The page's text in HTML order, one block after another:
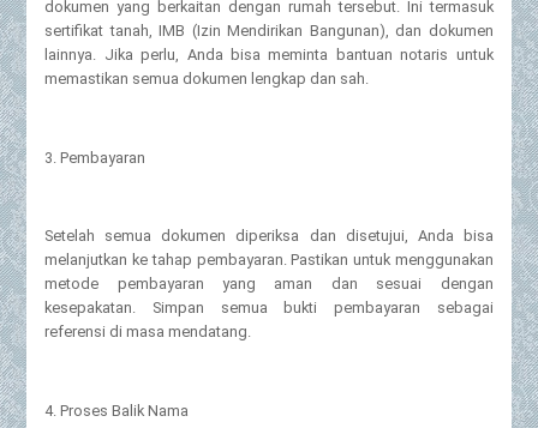
dokumen yang berkaitan dengan rumah tersebut. Ini termasuk
sertifikat tanah, IMB (Izin Mendirikan Bangunan), dan dokumen
lainnya. Jika perlu, Anda bisa meminta bantuan notaris untuk
memastikan semua dokumen lengkap dan sah.
3. Pembayaran
Setelah semua dokumen diperiksa dan disetujui, Anda bisa
melanjutkan ke tahap pembayaran. Pastikan untuk menggunakan
metode pembayaran yang aman dan sesuai dengan
kesepakatan. Simpan semua bukti pembayaran sebagai
referensi di masa mendatang.
4. Proses Balik Nama